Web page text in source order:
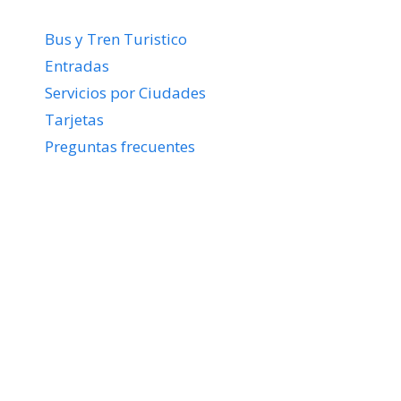
Bus y Tren Turistico
Entradas
Servicios por Ciudades
Tarjetas
Preguntas frecuentes